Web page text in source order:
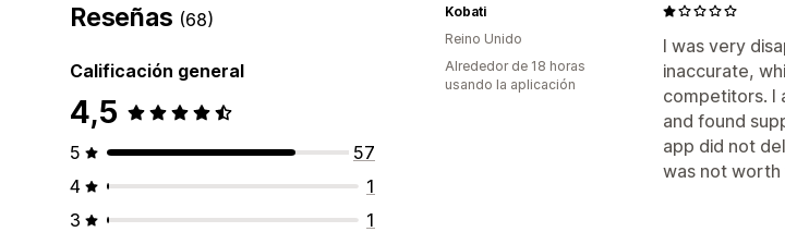
Reseñas (68)
Calificación general
4,5
5
57
4
1
3
1
I was very
inaccurate,
competitors. I
and found
app did not
was not worth
Kobati
Reino Unido
Alrededor de 18 horas
usando la aplicación